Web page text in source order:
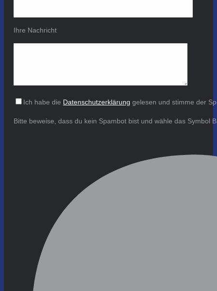
Ihre Nachricht
Ich habe die Datenschutzerklärung gelesen und stimme der
Bitte beweise, dass du kein Spambot bist und wähle das Symbol